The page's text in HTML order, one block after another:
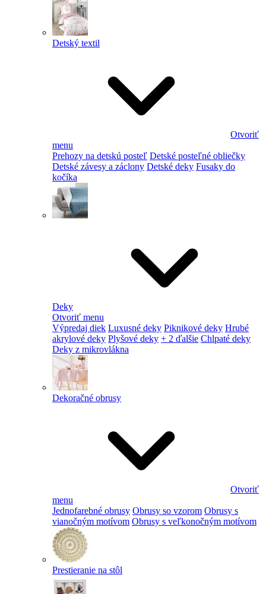
Detský textil
Otvoriť
menu
Prehozy na detskú posteľ Detské posteľné obliečky
Detské závesy a záclony Detské deky Fusaky do
kočíka
Deky
Otvoriť menu
Výpredaj diek Luxusné deky Piknikové deky Hrubé
akrylové deky Plyšové deky + 2 ďalšie Chlpaté deky
Deky z mikrovlákna
Dekoračné obrusy
Otvoriť
menu
Jednofarebné obrusy Obrusy so vzorom Obrusy s
vianočným motívom Obrusy s veľkonočným motívom
Prestieranie na stôl